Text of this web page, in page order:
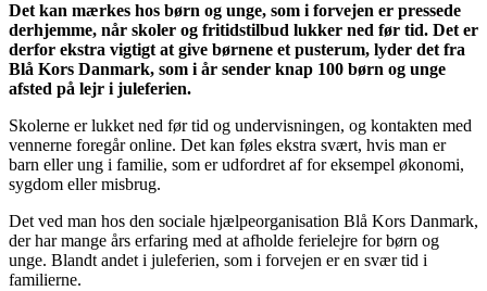
Det kan mærkes hos børn og unge, som i forvejen er pressede
derhjemme, når skoler og fritidstilbud lukker ned før tid. Det er
derfor ekstra vigtigt at give børnene et pusterum, lyder det fra
Blå Kors Danmark, som i år sender knap 100 børn og unge
afsted på lejr i juleferien.
Skolerne er lukket ned før tid og undervisningen, og kontakten med
vennerne foregår online. Det kan føles ekstra svært, hvis man er
barn eller ung i familie, som er udfordret af for eksempel økonomi,
sygdom eller misbrug.
Det ved man hos den sociale hjælpeorganisation Blå Kors Danmark,
der har mange års erfaring med at afholde ferielejre for børn og
unge. Blandt andet i juleferien, som i forvejen er en svær tid i
familierne.